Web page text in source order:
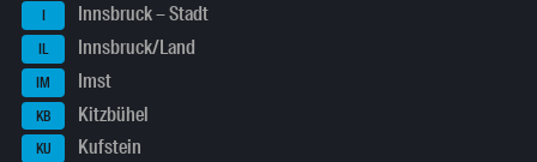
I Innsbruck – Stadt
IL Innsbruck/Land
IM Imst
KB Kitzbühel
KU Kufstein